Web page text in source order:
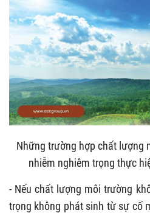
Những trường hợp chất lượng
nhiễm nghiêm trọng thực
- Nếu chất lượng môi trường
trọng không phát sinh từ sự cố